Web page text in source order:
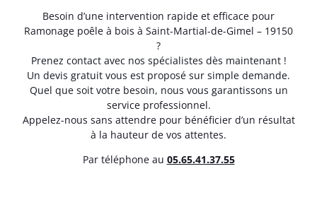
Besoin d’une intervention rapide et efficace pour
Ramonage poêle à bois à Saint-Martial-de-Gimel – 19150
?
Prenez contact avec nos spécialistes dès maintenant !
Un devis gratuit vous est proposé sur simple demande.
Quel que soit votre besoin, nous vous garantissons un
service professionnel.
Appelez-nous sans attendre pour bénéficier d’un résultat
à la hauteur de vos attentes.
Par téléphone au 05.65.41.37.55